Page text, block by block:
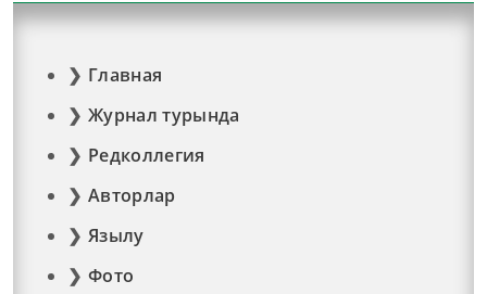
Главная
Журнал турында
Редколлегия
Авторлар
Язылу
Фото